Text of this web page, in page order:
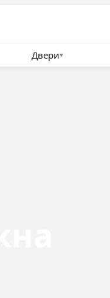
Двери▾